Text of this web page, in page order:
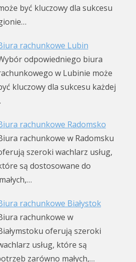
być kluczowy dla sukcesu
rachunkowe Lubin
odpowiedniego biura
w Lubinie może
kluczowy dla sukcesu każdej
rachunkowe Radomsko
rachunkowe w Radomsku
szeroki wachlarz usług,
są dostosowane do
rachunkowe Białystok
rachunkowe w
oferują szeroki
usług, które są
zarówno małych,…